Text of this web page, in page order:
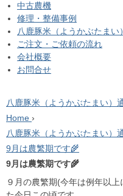
中古農機
修理・整備事例
八鹿豚米（ようかぶたまい）
ご注文・ご依頼の流れ
会社概要
お問合せ
八鹿豚米（ようかぶたまい）
Home ›
八鹿豚米（ようかぶたまい）
9月は農繁期です🌾
9月は農繁期です🌾
９月の農繁期(今年は例年以